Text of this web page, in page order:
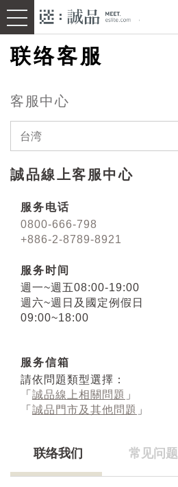
联络客服
客服中心
台湾
誠品線上客服中心
服务电话
0800-666-798
+886-2-8789-8921
服务时间
週一~週五08:00-19:00
週六~週日及國定例假日
09:00~18:00
服务信箱
請依問題類型選擇：
「 誠品線上相關問題 」
「 誠品門市及其他問題 」
联络我们 常见问题